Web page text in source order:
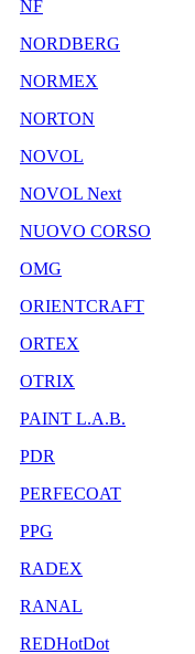
NF
NORDBERG
NORMEX
NORTON
NOVOL
NOVOL Next
NUOVO CORSO
OMG
ORIENTCRAFT
ORTEX
OTRIX
PAINT L.A.B.
PDR
PERFECOAT
PPG
RADEX
RANAL
REDHotDot